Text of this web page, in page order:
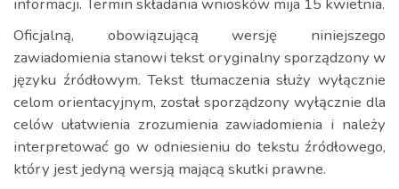
Oficjalną, obowiązującą wersję niniejszego
zawiadomienia stanowi tekst oryginalny sporządzony w
języku źródłowym. Tekst tłumaczenia służy wyłącznie
celom orientacyjnym, został sporządzony wyłącznie dla
celów ułatwienia zrozumienia zawiadomienia i należy
interpretować go w odniesieniu do tekstu źródłowego,
który jest jedyną wersją mającą skutki prawne.